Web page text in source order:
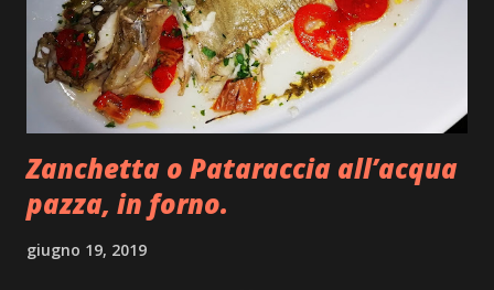
iniziare. Ingredienti: Carrè di agnello, diciamo
tre costolette a porzione, olio evo pepe e sale,
Salvia, succo di melagrana, zucchero di canna
integrale, burro, olio evo, gherigli di noci.
Execution: Ricetta facile per il carrè di agnello
che ci apprestiamo a preparare, dice...
Zanchetta o Pataraccia all’acqua
pazza, in forno.
giugno 19, 2019